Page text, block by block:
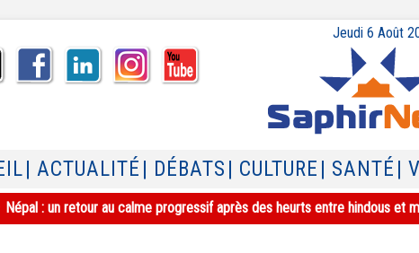
Jeudi 6 Août
| ACTUALITÉ | DÉBATS | CULTURE | SANTÉ |
Népal : un retour au calme progressif après des heurts entre hindous et